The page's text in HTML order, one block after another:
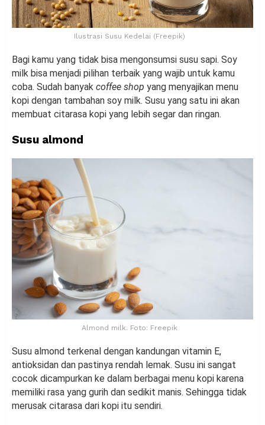
Ilustrasi Susu Kedelai (Freepik)
Bagi kamu yang tidak bisa mengonsumsi susu sapi. Soy
milk bisa menjadi pilihan terbaik yang wajib untuk kamu
coba. Sudah banyak coffee shop yang menyajikan menu
kopi dengan tambahan soy milk. Susu yang satu ini akan
membuat citarasa kopi yang lebih segar dan ringan.
Susu almond
Almond milk. Foto: Freepik
Susu almond terkenal dengan kandungan vitamin E,
antioksidan dan pastinya rendah lemak. Susu ini sangat
cocok dicampurkan ke dalam berbagai menu kopi karena
memiliki rasa yang gurih dan sedikit manis. Sehingga tidak
merusak citarasa dari kopi itu sendiri.